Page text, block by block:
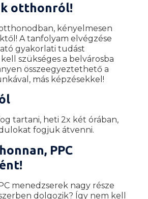
otthonról!
kényelmesen
A tanfolyam elvégzése
gyakorlati tudást
szükséges a belvárosba
összeegyeztethető a
más képzésekkel!
tartani, heti 2x két órában,
fogjuk átvenni.
PPC
menedzserek nagy része
dolgozik? Így nem kell